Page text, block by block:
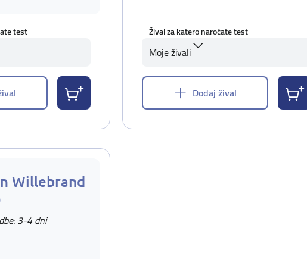
test Žival za katero naročate test
Moje živali
Dodaj žival
Willebrand
3-4 dni